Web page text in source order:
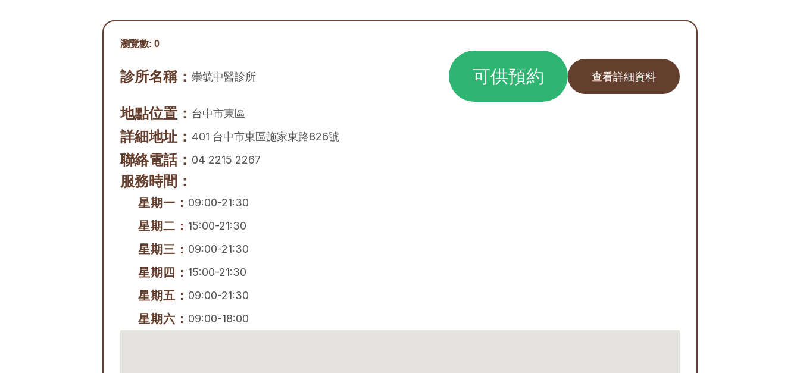
瀏覽數: 0
診所名稱： 崇毓中醫診所 可供預約 查看詳細資料
地點位置： 台中市東區
詳細地址： 401 台中市東區施家東路826號
聯絡電話： 04 2215 2267
服務時間：
星期一： 09:00-21:30
星期二： 15:00-21:30
星期三： 09:00-21:30
星期四： 15:00-21:30
星期五： 09:00-21:30
星期六： 09:00-18:00